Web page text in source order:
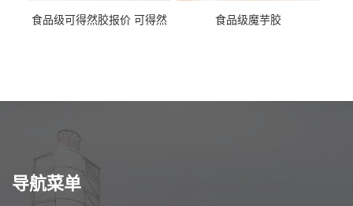
食品级可得然胶报价 可得然
食品级魔芋胶
导航菜单